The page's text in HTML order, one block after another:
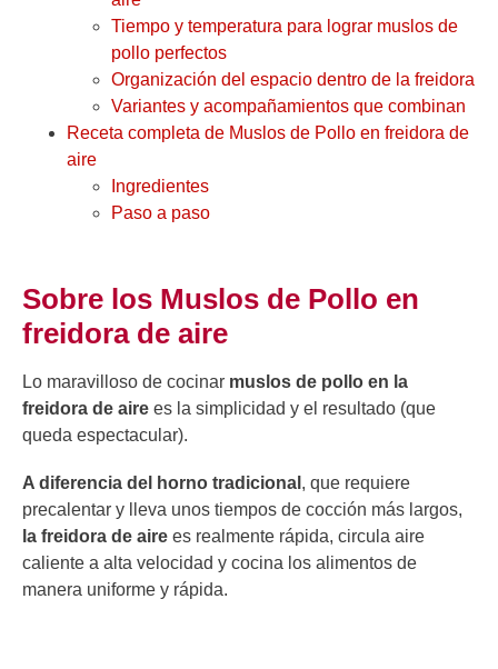
Tiempo y temperatura para lograr muslos de
pollo perfectos
Organización del espacio dentro de la freidora
Variantes y acompañamientos que combinan
Receta completa de Muslos de Pollo en freidora de
aire
Ingredientes
Paso a paso
Sobre los Muslos de Pollo en
freidora de aire
Lo maravilloso de cocinar muslos de pollo en la
freidora de aire es la simplicidad y el resultado (que
queda espectacular).
A diferencia del horno tradicional , que requiere
precalentar y lleva unos tiempos de cocción más largos,
la freidora de aire es realmente rápida, circula aire
caliente a alta velocidad y cocina los alimentos de
manera uniforme y rápida.